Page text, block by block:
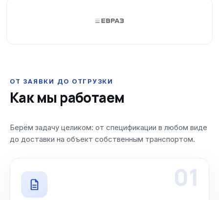
ОТ ЗАЯВКИ ДО ОТГРУЗКИ
Как мы работаем
Берём задачу целиком: от спецификации в любом виде
до доставки на объект собственным транспортом.
01